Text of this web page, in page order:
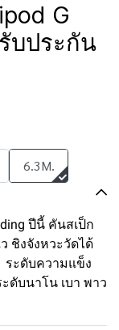
G
บประกัน
6.3M.
ปีนี้ คันสเป็ก
ชิงจังหวะวัดได้
ระดับความแข็ง
ดับนาโน เบา พาว